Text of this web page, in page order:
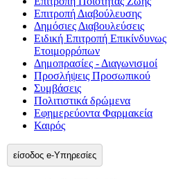
Επιτροπή Διαβούλευσης
Δημόσιες Διαβουλεύσεις
Ειδική Επιτροπή Επικίνδυνως
Ετοιμορρόπων
Δημοπρασίες - Διαγωνισμοί
Προσλήψεις Προσωπικού
Συμβάσεις
Πολιτιστικά δρώμενα
Εφημερεύοντα Φαρμακεία
Καιρός
είσοδος e-Υπηρεσίες